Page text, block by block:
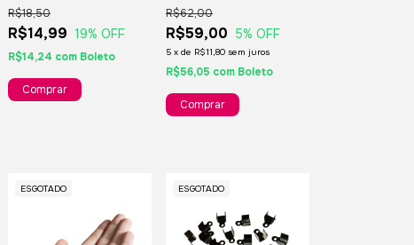
R$14,99
R$18,50
19% OFF
R$14,24 com Boleto
e lembranças
R$59,00
R$62,00
5% OFF
5 xde R$11,80 sem juros
R$56,05 com Boleto
ESGOTADO ESGOTADO